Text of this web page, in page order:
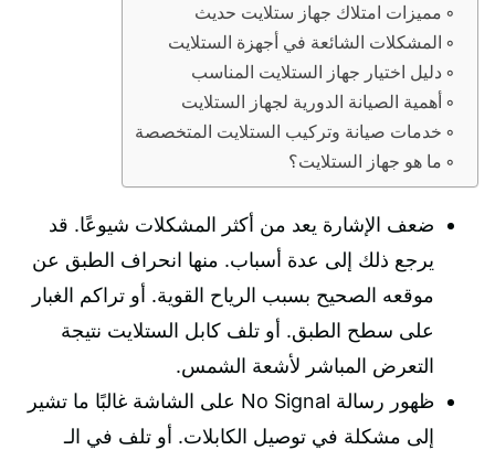
مميزات امتلاك جهاز ستلايت حديث
المشكلات الشائعة في أجهزة الستلايت
دليل اختيار جهاز الستلايت المناسب
أهمية الصيانة الدورية لجهاز الستلايت
خدمات صيانة وتركيب الستلايت المتخصصة
ما هو جهاز الستلايت؟
ضعف الإشارة يعد من أكثر المشكلات شيوعًا. قد
يرجع ذلك إلى عدة أسباب. منها انحراف الطبق عن
موقعه الصحيح بسبب الرياح القوية. أو تراكم الغبار
على سطح الطبق. أو تلف كابل الستلايت نتيجة
التعرض المباشر لأشعة الشمس.
ظهور رسالة No Signal على الشاشة غالبًا ما تشير
إلى مشكلة في توصيل الكابلات. أو تلف في الـ